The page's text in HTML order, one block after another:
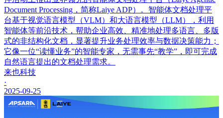
Document Processing，简称Laiye ADP）。智能体文档处理平
台基于视觉语言模型（VLM）和大语言模型（LLM），利用
智能体等前沿技术，帮助企业高效、精准地处理多语言、多版
式的非结构化文档，显著提升业务处理效率与数据决策能力；
它像一位“读懂业务”的智能专家，无需事先“教学”，即可完成
自然语言提出的文档处理需求。
来也科技
·
2025-09-25